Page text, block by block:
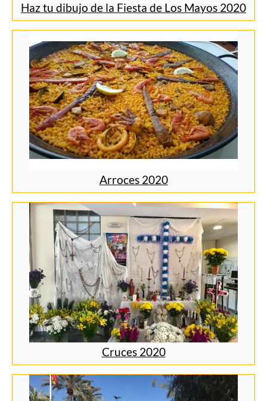
Haz tu dibujo de la Fiesta de Los Mayos 2020
Arroces 2020
Cruces 2020